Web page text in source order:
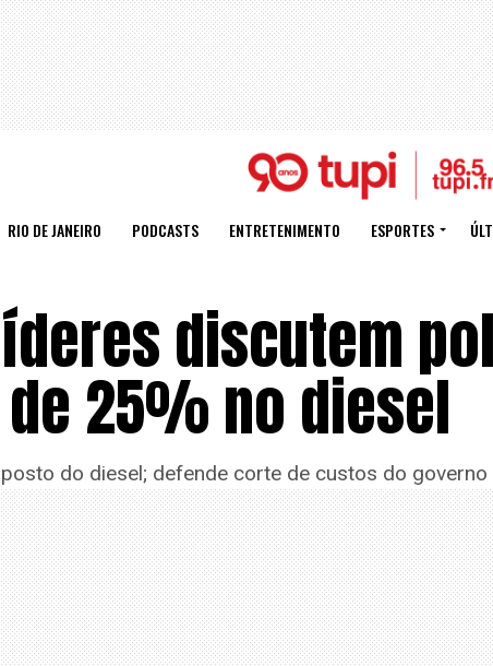
RIO DE JANEIRO PODCASTS ENTRETENIMENTO ESPORTES
discutem
25% no diesel
do diesel; defende corte de custos do governo